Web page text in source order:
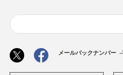
メールバックナンバー